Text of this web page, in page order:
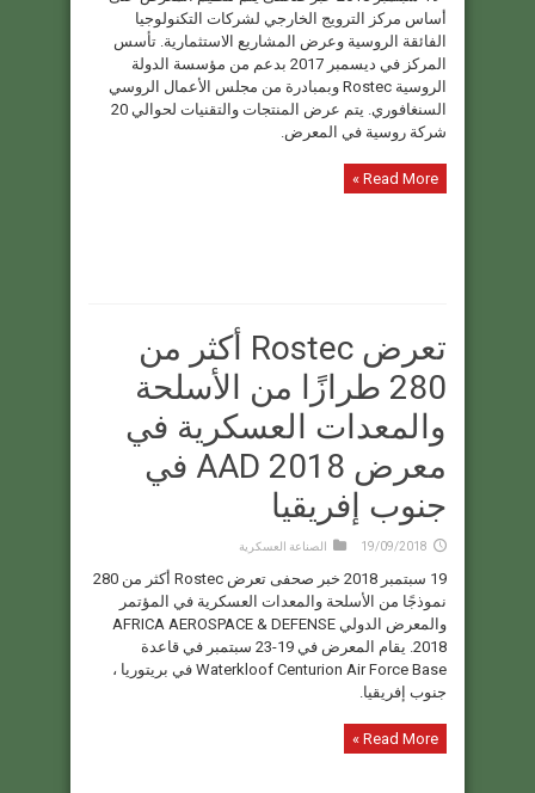
أساس مركز الترويج الخارجي لشركات التكنولوجيا
الفائقة الروسية وعرض المشاريع الاستثمارية. تأسس
المركز في ديسمبر 2017 بدعم من مؤسسة الدولة
الروسية Rostec وبمبادرة من مجلس الأعمال الروسي
السنغافوري. يتم عرض المنتجات والتقنيات لحوالي 20
شركة روسية في المعرض.
Read More »
تعرض Rostec أكثر من
280 طرازًا من الأسلحة
والمعدات العسكرية في
معرض AAD 2018 في
جنوب إفريقيا
19/09/2018 الصناعة العسكرية
19 سبتمبر 2018 خبر صحفى تعرض Rostec أكثر من 280
نموذجًا من الأسلحة والمعدات العسكرية في المؤتمر
والمعرض الدولي AFRICA AEROSPACE & DEFENSE
2018. يقام المعرض في 19-23 سبتمبر في قاعدة
Waterkloof Centurion Air Force Base في بريتوريا ،
جنوب إفريقيا.
Read More »